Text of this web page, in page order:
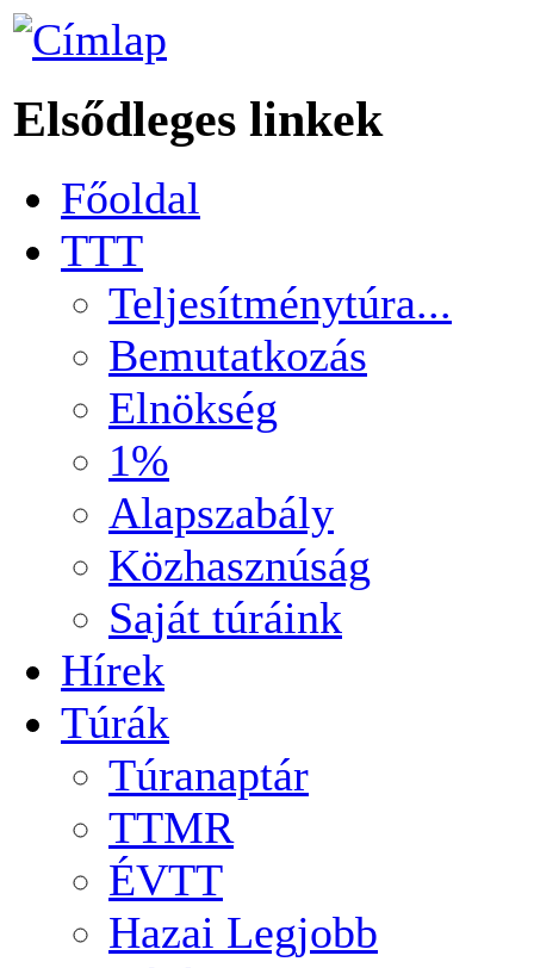
Elsődleges linkek
Főoldal
TTT
Teljesítménytúra...
Bemutatkozás
Elnökség
1%
Alapszabály
Közhasznúság
Saját túráink
Hírek
Túrák
Túranaptár
TTMR
ÉVTT
Hazai Legjobb